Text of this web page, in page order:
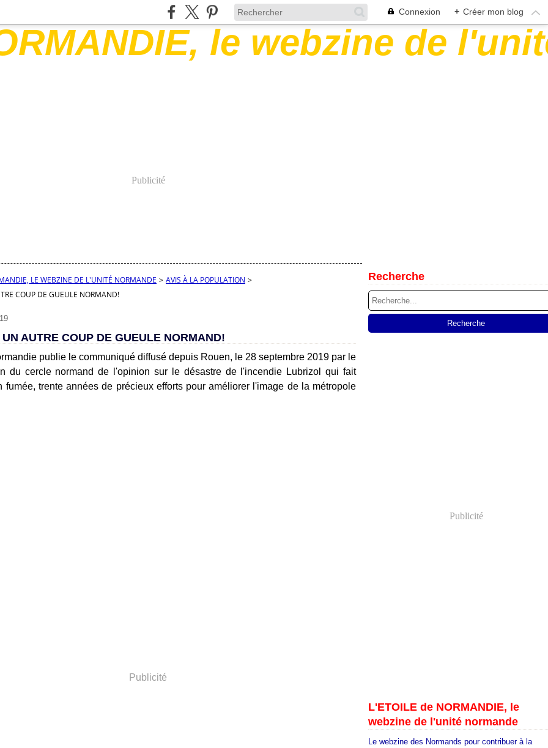
Connexion + Créer mon blog
Publicité
LE WEBZINE DE L'UNITÉ NORMANDE > AVIS À LA POPULATION >
COUP DE GUEULE NORMAND!
AUTRE COUP DE GUEULE NORMAND!
publie le communiqué diffusé depuis Rouen, le 28 septembre 2019 par le
du cercle normand de l'opinion sur le désastre de l'incendie Lubrizol qui fait
fumée, trente années de précieux efforts pour améliorer l'image de la métropole
Publicité
Recherche
Publicité
L'ETOILE de NORMANDIE, le
webzine de l'unité normande
Le webzine des Normands pour contribuer à la